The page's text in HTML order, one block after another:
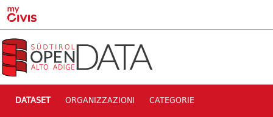
Skip to main content
DATASET ORGANIZZAZIONI CATEGORIE